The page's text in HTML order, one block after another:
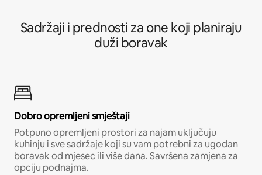
Sadržaji i prednosti za one koji planiraju
duži boravak
Dobro opremljeni smještaji
Potpuno opremljeni prostori za najam uključuju
kuhinju i sve sadržaje koji su vam potrebni za ugodan
boravak od mjesec ili više dana. Savršena zamjena za
opciju podnajma.